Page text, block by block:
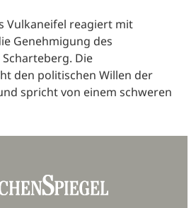
Vulkaneifel reagiert mit
Genehmigung des
Die
den politischen Willen der
spricht von einem schweren